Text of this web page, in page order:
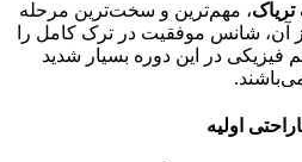
تریاک، مهم‌ترین و سخت‌ترین مرحله
آن، شانس موفقیت در ترک کامل را
در این دوره بسیار شدید
اولیه